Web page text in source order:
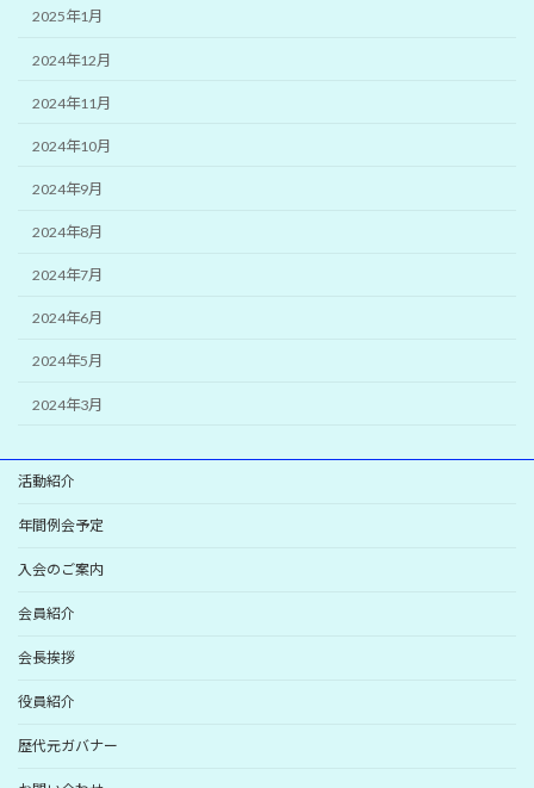
2025年1月
2024年12月
2024年11月
2024年10月
2024年9月
2024年8月
2024年7月
2024年6月
2024年5月
2024年3月
活動紹介
年間例会予定
入会のご案内
会員紹介
会長挨拶
役員紹介
歴代元ガバナー